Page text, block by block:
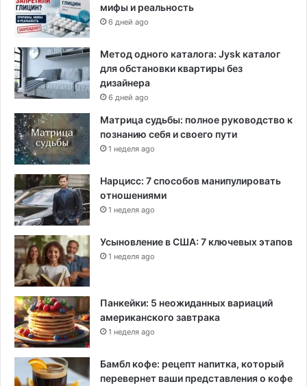
мифы и реальность
6 дней ago
Метод одного каталога: Jysk каталог
для обстановки квартиры без
дизайнера
6 дней ago
Матрица судьбы: полное руководство к
познанию себя и своего пути
1 неделя ago
Нарцисс: 7 способов манипулировать
отношениями
1 неделя ago
Усыновление в США: 7 ключевых этапов
1 неделя ago
Панкейки: 5 неожиданных вариаций
американского завтрака
1 неделя ago
Бамбл кофе: рецепт напитка, который
перевернет ваши представления о кофе